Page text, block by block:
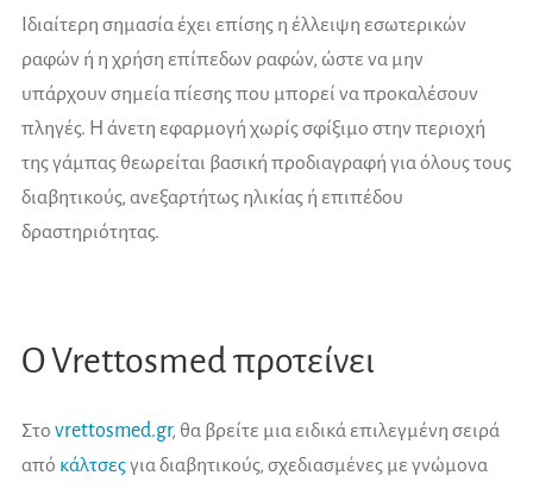
Ιδιαίτερη σημασία έχει επίσης η έλλειψη εσωτερικών
ραφών ή η χρήση επίπεδων ραφών, ώστε να μην
υπάρχουν σημεία πίεσης που μπορεί να προκαλέσουν
πληγές. Η άνετη εφαρμογή χωρίς σφίξιμο στην περιοχή
της γάμπας θεωρείται βασική προδιαγραφή για όλους τους
διαβητικούς, ανεξαρτήτως ηλικίας ή επιπέδου
δραστηριότητας.
Ο Vrettosmed προτείνει
Στο vrettosmed.gr, θα βρείτε μια ειδικά επιλεγμένη σειρά
από κάλτσεςγια διαβητικούς, σχεδιασμένες με γνώμονα